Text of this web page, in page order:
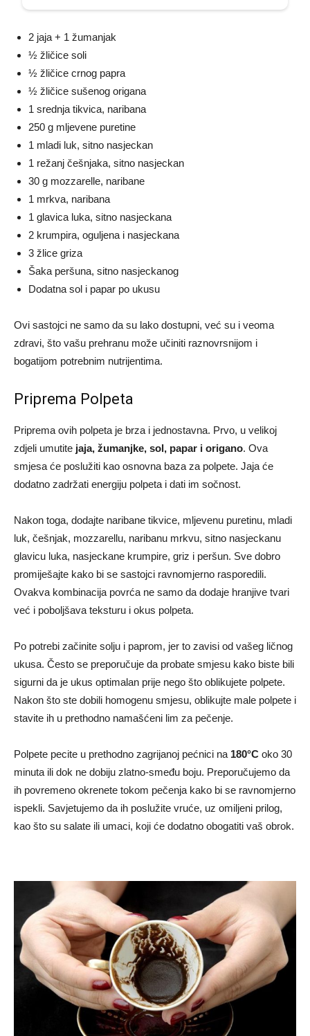
2 jaja + 1 žumanjak
½ žličice soli
½ žličice crnog papra
½ žličice sušenog origana
1 srednja tikvica, naribana
250 g mljevene puretine
1 mladi luk, sitno nasjeckan
1 režanj češnjaka, sitno nasjeckan
30 g mozzarelle, naribane
1 mrkva, naribana
1 glavica luka, sitno nasjeckana
2 krumpira, oguljena i nasjeckana
3 žlice griza
Šaka peršuna, sitno nasjeckanog
Dodatna sol i papar po ukusu
Ovi sastojci ne samo da su lako dostupni, već su i veoma
zdravi, što vašu prehranu može učiniti raznovrsnijom i
bogatijom potrebnim nutrijentima.
Priprema Polpeta
Priprema ovih polpeta je brza i jednostavna. Prvo, u velikoj
zdjeli umutite jaja, žumanjke, sol, papar i origano. Ova
smjesa će poslužiti kao osnovna baza za polpete. Jaja će
dodatno zadržati energiju polpeta i dati im sočnost.
Nakon toga, dodajte naribane tikvice, mljevenu puretinu, mladi
luk, češnjak, mozzarellu, naribanu mrkvu, sitno nasjeckanu
glavicu luka, nasjeckane krumpire, griz i peršun. Sve dobro
promiješajte kako bi se sastojci ravnomjerno rasporedili.
Ovakva kombinacija povrća ne samo da dodaje hranjive tvari
već i poboljšava teksturu i okus polpeta.
Po potrebi začinite solju i paprom, jer to zavisi od vašeg ličnog
ukusa. Često se preporučuje da probate smjesu kako biste bili
sigurni da je ukus optimalan prije nego što oblikujete polpete.
Nakon što ste dobili homogenu smjesu, oblikujte male polpete i
stavite ih u prethodno namašćeni lim za pečenje.
Polpete pecite u prethodno zagrijanoj pećnici na 180°C oko 30
minuta ili dok ne dobiju zlatno-smeđu boju. Preporučujemo da
ih povremeno okrenete tokom pečenja kako bi se ravnomjerno
ispekli. Savjetujemo da ih poslužite vruće, uz omiljeni prilog,
kao što su salate ili umaci, koji će dodatno obogatiti vaš obrok.